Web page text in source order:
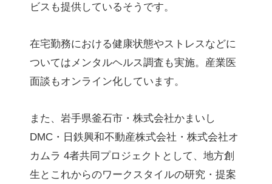
ビスも提供しているそうです。
在宅勤務における健康状態やストレスなどに
ついてはメンタルヘルス調査も実施。産業医
面談もオンライン化しています。
また、岩手県釜石市・株式会社かまいし
DMC・日鉄興和不動産株式会社・株式会社オ
カムラ 4者共同プロジェクトとして、地方創
生とこれからのワークスタイルの研究・提案